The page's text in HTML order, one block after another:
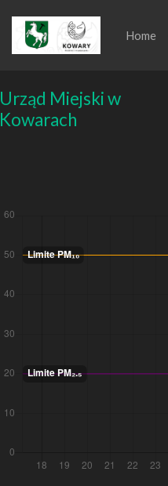
Home
Urząd Miejski w
Kowarach